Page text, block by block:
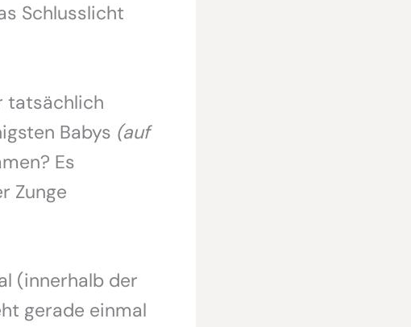
Schlusslicht
tatsächlich
Babys (auf
Es
Zunge
(innerhalb der
gerade einmal